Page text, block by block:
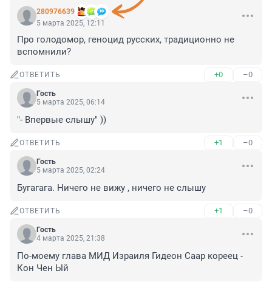
280976639
5 марта 2025, 12:11
Про голодомор, геноцид русских, традиционно не
вспомнили?
ОТВЕТИТЬ +0 –0
Гость
5 марта 2025, 06:14
"- Впервые слышу" ))
ОТВЕТИТЬ +1 –0
Гость
5 марта 2025, 02:24
Бугагага. Ничего не вижу , ничего не слышу
ОТВЕТИТЬ +1 –0
Гость
4 марта 2025, 21:38
По-моему глава МИД Израиля Гидеон Саар кореец -
Кон Чен Ый